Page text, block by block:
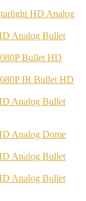
HD Analog
Analog Bullet
Bullet HD
IR Bullet HD
Analog Bullet
Analog Dome
Analog Bullet
Analog Bullet